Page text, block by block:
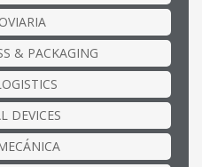
& PACKAGING
DEVICES